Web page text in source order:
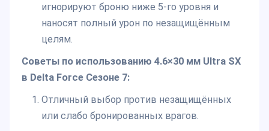
игнорируют броню ниже 5-го уровня и
наносят полный урон по незащищённым
целям.
Советы по использованию 4.6×30 мм Ultra SX
в Delta Force Сезоне 7:
Отличный выбор против незащищённых
или слабо бронированных врагов.